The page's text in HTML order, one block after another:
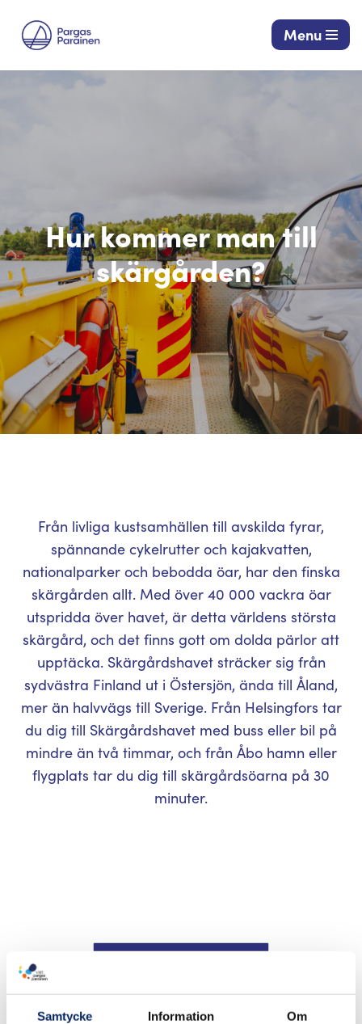
Samtycke Information Om
Hoppa
till
Menu
Hur kommer man till
skärgården?
Från livliga kustsamhällen till avskilda fyrar,
spännande cykelrutter och kajakvatten,
nationalparker och bebodda öar, har den finska
skärgården allt. Med över 40 000 vackra öar
utspridda över havet, är detta världens största
skärgård, och det finns gott om dolda pärlor att
upptäcka. Skärgårdshavet sträcker sig från
sydvästra Finland ut i Östersjön, ända till Åland,
mer än halvvägs till Sverige. Från Helsingfors tar
du dig till Skärgårdshavet med buss eller bil på
mindre än två timmar, och från Åbo hamn eller
flygplats tar du dig till skärgårdsöarna på 30
minuter.
Till fots